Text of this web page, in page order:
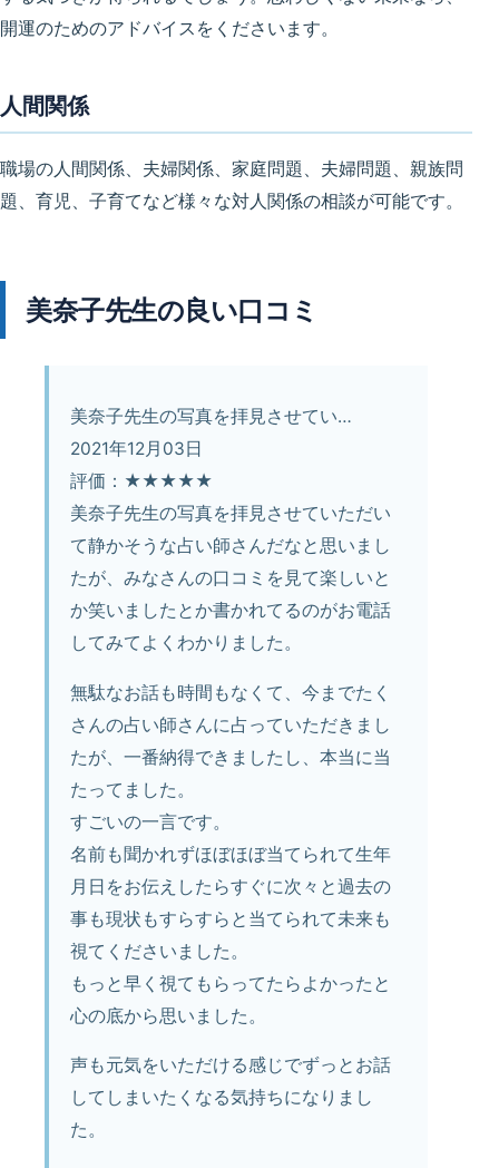
開運のためのアドバイスをくださいます。
人間関係
職場の人間関係、夫婦関係、家庭問題、夫婦問題、親族問
題、育児、子育てなど様々な対人関係の相談が可能です。
美奈子先生の良い口コミ
美奈子先生の写真を拝見させてい…
2021年12月03日
評価：★★★★★
美奈子先生の写真を拝見させていただい
て静かそうな占い師さんだなと思いまし
たが、みなさんの口コミを見て楽しいと
か笑いましたとか書かれてるのがお電話
してみてよくわかりました。
無駄なお話も時間もなくて、今までたく
さんの占い師さんに占っていただきまし
たが、一番納得できましたし、本当に当
たってました。
すごいの一言です。
名前も聞かれずほぼほぼ当てられて生年
月日をお伝えしたらすぐに次々と過去の
事も現状もすらすらと当てられて未来も
視てくださいました。
もっと早く視てもらってたらよかったと
心の底から思いました。
声も元気をいただける感じでずっとお話
してしまいたくなる気持ちになりまし
た。